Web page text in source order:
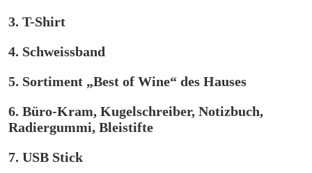
3. T-Shirt
4. Schweissband
5. Sortiment „Best of Wine“ des Hauses
6. Büro-Kram, Kugelschreiber, Notizbuch,
Radiergummi, Bleistifte
7. USB Stick